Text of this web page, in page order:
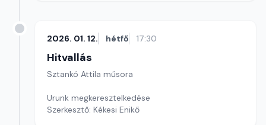
2026. 01. 12. hétfő 17:30
Hitvallás
Sztankó Attila műsora
Urunk megkeresztelkedése
Szerkesztő: Kékesi Enikő